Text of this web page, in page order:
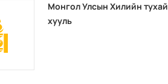
Монгол Улсын Хилийн тухай
хууль